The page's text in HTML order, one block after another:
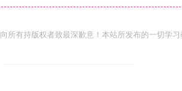
有持版权者致最深歉意！本站所发布的一切学